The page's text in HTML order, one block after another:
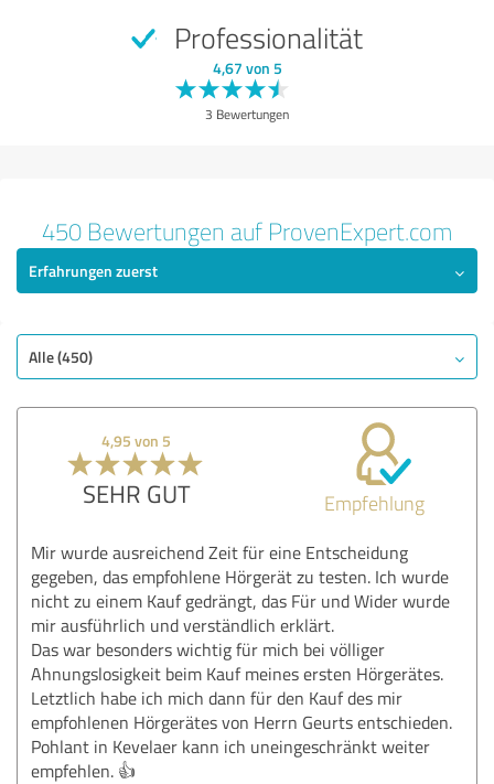
Professionalität
4,67 von 5
3 Bewertungen
450 Bewertungen auf ProvenExpert.com
Erfahrungen zuerst
Alle (450)
4,95 von 5
SEHR GUT Empfehlung
Mir wurde ausreichend Zeit für eine Entscheidung
gegeben, das empfohlene Hörgerät zu testen. Ich wurde
nicht zu einem Kauf gedrängt, das Für und Wider wurde
mir ausführlich und verständlich erklärt.
Das war besonders wichtig für mich bei völliger
Ahnungslosigkeit beim Kauf meines ersten Hörgerätes.
Letztlich habe ich mich dann für den Kauf des mir
empfohlenen Hörgerätes von Herrn Geurts entschieden.
Pohlant in Kevelaer kann ich uneingeschränkt weiter
empfehlen. 👍